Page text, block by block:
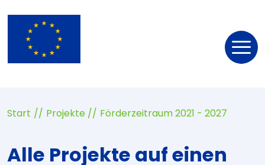
Start Projekte Förderzeitraum 2021 - 2027
Alle Projekte auf einen